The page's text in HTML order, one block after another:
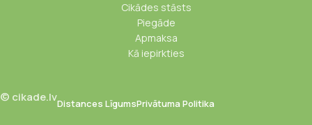
Cikādes stāsts
Piegāde
Apmaksa
Kā iepirkties
© cikade.lvDistances LīgumsPrivātuma Politika